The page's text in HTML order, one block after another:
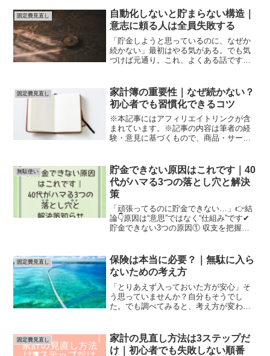
れたい・感謝された...
固定費見直し
自動化しないと貯まらない構造｜
意志に頼る人は全員失敗する
「貯金しようと思っているのに、なぜか
続かない」最初はやる気がある。でも気
づけば元通り。これ、よくある話です。
意志に頼る構造になっているからです。
「頑張れば貯まる」は...
固定費見直し
家計簿の重要性｜なぜ続かない？
初心者でも習慣化できるコツ
※本記事にはアフィリエイトリンクが含
まれています。※記事の内容は筆者の経
験・意見に基づくもので、商品・サービ
式情報・規約を必ず確認のうえ、自己責
任で行ってください。「家...
無駄使い
貯金できない原因はこれです｜40
代がハマる3つの落とし穴と解決
策
「頑張ってるのに貯金できない…」👉結
論👇原因は“意思”ではなく“仕組み”です✔
貯金できない3つの原因① 収支を把握し
一番ダメなパターン👉「余ったら貯金」
これは👇...
固定費見直し
保険は本当に必要？｜無駄に入ら
ないための考え方
「とりあえず入っておいた方が安心」そ
う思っていませんか？自分もそうでし
た。でも調べてみると、考え方が変わり
加入・内容を理解していない・保障が多
すぎる👉 安心の...
固定費見直し
家計の見直し方法は3ステップだ
け｜初心者でも失敗しない順番